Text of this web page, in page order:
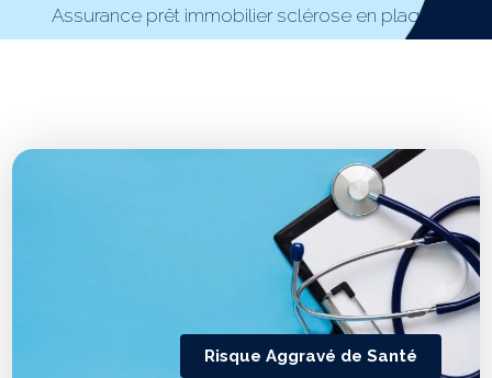
Assurance prêt immobilier sclérose en plaque
Risque Aggravé de Santé